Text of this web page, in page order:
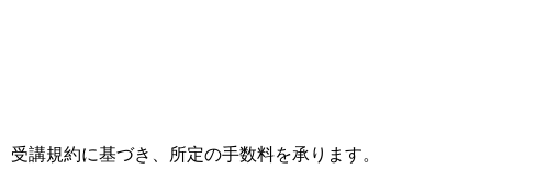
講規約に基づき、所定の手数料を承ります。